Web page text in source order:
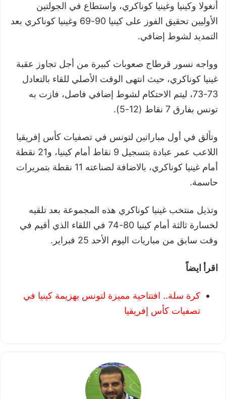
أنغولا وكينيا وغينيا كوناكري، واستطاع في الجولتين
الأوليين تحقيق الفوز على كينيا 90-69 وغينيا كوناكري بعد
التمديد لشوط إضافي.
وواجه نسور قرطاج صعوبات كبيرة من أجل تجاوز عقبة
غينيا كوناكري، حيث انتهى الوقت الأصلي للقاء بالتعادل
73-73، ليتم الاحتكام لشوط إضافي فاصل، فازت به
تونس بفارق 7 نقاط (12-5).
وتألق في أول مباراتين لتونس في تصفيات كأس إفريقيا
اللاعب عمر عبادة بتسجيل 9 نقاط أمام كينيا، و21 نقطة
أمام غينيا كوناكري، بالاضافة لصناعته 11 نقطة بتمريرات
حاسمة.
وتذيل منتخب غينيا كوناكري هذه المجموعة بعد تلقيه
لخسارة ثالثة أمام كينيا 80-74 في اللقاء الذي أقيم في
وقت سابق من مباريات اليوم الأحد 25 فبراير.
اقرأ ايضاً
كرة سلة.. افتتاحية مميزة لتونس بهزيمة كينيا في
تصفيات كأس إفريقيا